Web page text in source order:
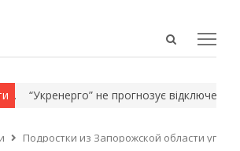
Open
“Укренерго” не прогнозує відключень
Подростки из Запорожской области